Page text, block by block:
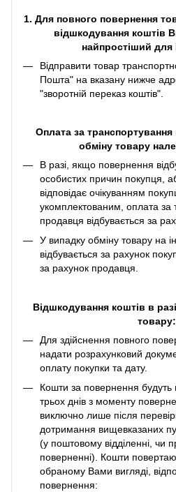
1. Для повного повернення
відшкодування коштів
найпростіший для
Відправити товар
Пошта" на вказану нижче
"зворотній переказ коштів".
Оплата за транспортування
обміну товару
В разі, якщо повернення
особистих причин покупця,
відповідає очікуванням
укомплектованим, оплата за
продавця відбувається за
У випадку обміну товару на
відбувається за рахунок
за рахунок продавця.
Відшкодування коштів в
товару:
Для здійснення повного
надати розрахунковий
оплату покупки та дату.
Кошти за повернення будуть
трьох днів з моменту
виключно лише після
дотримання вищевказаних
(у поштовому відділенні, чи
поверненні). Кошти
обраному Вами вигляді,
повернення: